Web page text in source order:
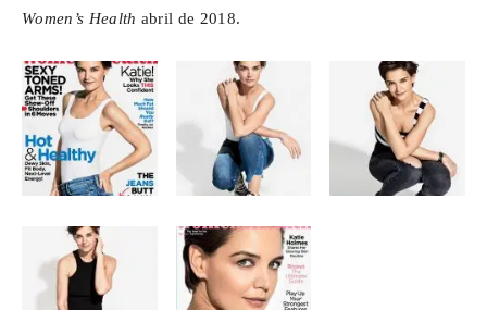
Women’s Health abril de 2018.